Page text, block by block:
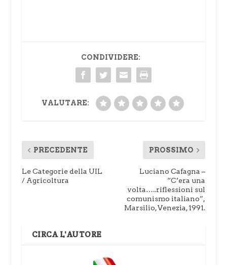
CONDIVIDERE:
VALUTARE:
PRECEDENTE
Le Categorie della UIL
/ Agricoltura
PROSSIMO
Luciano Cafagna –
“C’era una
volta…..riflessioni sul
comunismo italiano”,
Marsilio, Venezia, 1991.
CIRCA L'AUTORE